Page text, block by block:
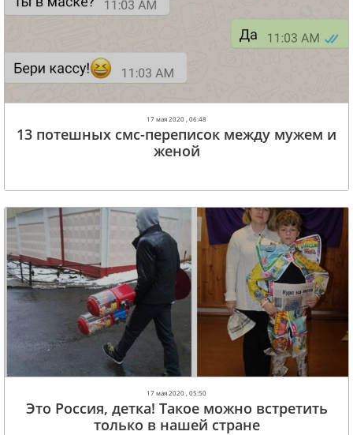
17 мая 2020 , 06:48
13 потешных смс-переписок между мужем и
женой
17 мая 2020 , 05:50
Это Россия, детка! Такое можно встретить
только в нашей стране